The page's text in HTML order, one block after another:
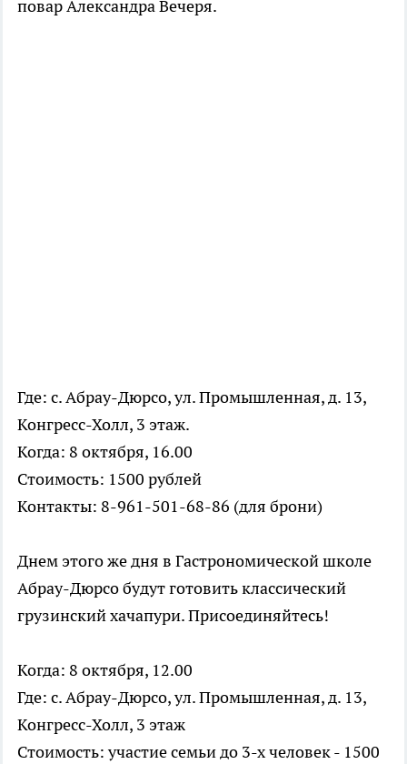
повар Александра Вечеря.
Где: с. Абрау-Дюрсо, ул. Промышленная, д. 13,
Конгресс-Холл, 3 этаж.
Когда: 8 октября, 16.00
Стоимость: 1500 рублей
Контакты: 8-961-501-68-86 (для брони)
Днем этого же дня в Гастрономической школе
Абрау-Дюрсо будут готовить классический
грузинский хачапури. Присоединяйтесь!
Когда: 8 октября, 12.00
Где: с. Абрау-Дюрсо, ул. Промышленная, д. 13,
Конгресс-Холл, 3 этаж
Стоимость: участие семьи до 3-х человек - 1500